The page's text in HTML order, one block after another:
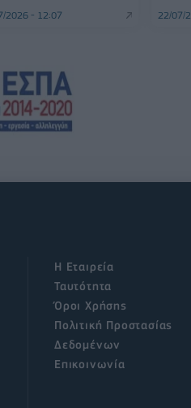
2026 - 12:07 22/07/
Η Εταιρεία
Ταυτότητα
Όροι Χρήσης
Πολιτική Προστασίας
Δεδομένων
Επικοινωνία